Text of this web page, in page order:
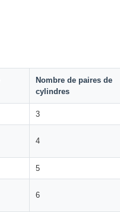
Nombre de paires de
cylindres
3
4
5
6